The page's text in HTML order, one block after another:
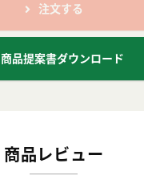
注文する
商品提案書ダウンロード
商品レビュー